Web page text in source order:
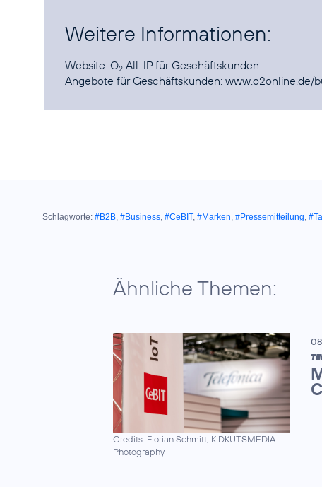
Weitere Informationen:
Website: O2 All-IPfür Geschäftskunden
Angebote für Geschäftskunden: www.o2online.de/
Schlagworte: #B2B, #Business, #CeBIT, #Marken, #Pressemitteilung,
Ähnliche Themen:
Credits: Florian Schmitt, KIDKUTSMEDIA
Photography